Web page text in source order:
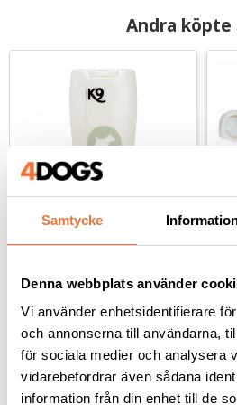
Samtycke
Denna webbplats använder
Vi använder enhetsidentifierare
och annonserna till användarna,
för sociala medier och analysera
vidarebefordrar även sådana
information från din enhet till de
Andra köpte
59 kr